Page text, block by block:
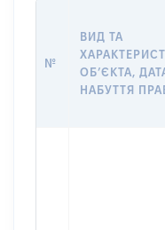
№
ВИД ТА
ОБʼЄКТА,
НАБУТТЯ